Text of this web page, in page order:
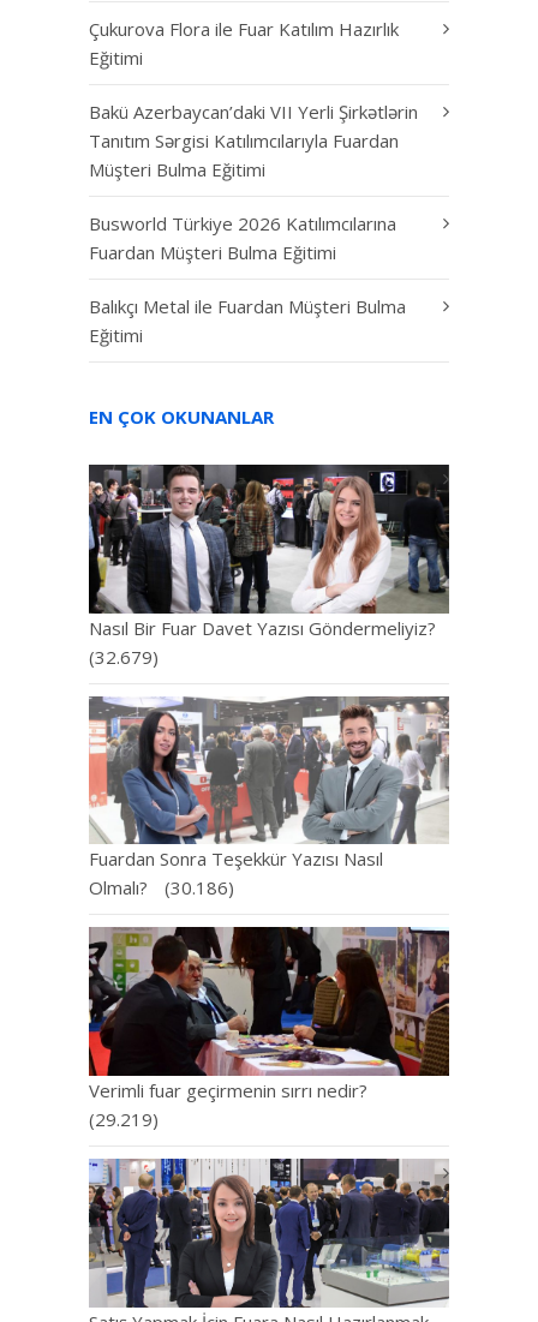
Çukurova Flora ile Fuar Katılım Hazırlık
Eğitimi
Bakü Azerbaycan’daki VII Yerli Şirkətlərin
Tanıtım Sərgisi Katılımcılarıyla Fuardan
Müşteri Bulma Eğitimi
Busworld Türkiye 2026 Katılımcılarına
Fuardan Müşteri Bulma Eğitimi
Balıkçı Metal ile Fuardan Müşteri Bulma
Eğitimi
EN ÇOK OKUNANLAR
Nasıl Bir Fuar Davet Yazısı Göndermeliyiz?
(32.679)
Fuardan Sonra Teşekkür Yazısı Nasıl
Olmalı?
(30.186)
Verimli fuar geçirmenin sırrı nedir?
(29.219)